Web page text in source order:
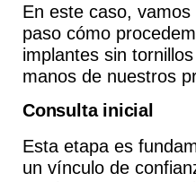
En este caso,
paso cómo
implantes sin
manos de nuestros
Consulta inicial
Esta etapa es
un vínculo de